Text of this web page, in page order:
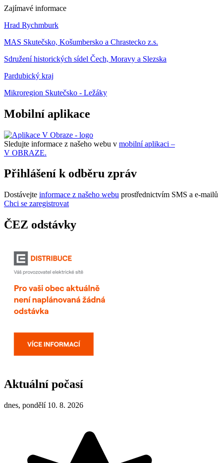
Zajímavé informace
Hrad Rychmburk
MAS Skutečsko, Košumbersko a Chrastecko z.s.
Sdružení historických sídel Čech, Moravy a Slezska
Pardubický kraj
Mikroregion Skutečsko - Ležáky
Mobilní aplikace
Sledujte informace z našeho webu v mobilní aplikaci –
V OBRAZE.
Přihlášení k odběru zpráv
Dostávejte informace z našeho webu prostřednictvím SMS a e-mailů
Chci se zaregistrovat
ČEZ odstávky
Aktuální počasí
dnes, pondělí 10. 8. 2026